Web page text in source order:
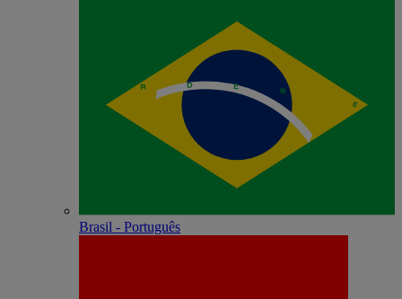
Brasil - Português